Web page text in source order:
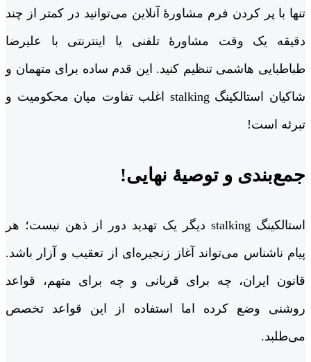
تنها با پر کردن فرم مشاورۀ آنلاین می‌توانید در کمتر از چند
دقیقه یک وقت مشاورۀ تلفنی یا اینترنتی با علیرضا
طباطبایی هاشمی تنظیم کنید. این قدم ساده برای متهمان و
شاکیان استالکینگ stalking اغلب تفاوت میان محکومیت و
تبرئه است!
جمع‌بندی و توصیۀ نهایی!
استالکینگ stalking دیگر یک تهدید دور از ذهن نیست؛ هر
پیام ناشناس می‌تواند آغاز زنجیره‌ای از تعقیب و آزار باشد.
قانون ایران، چه برای قربانی و چه برای متهم، قواعد
روشنی وضع کرده اما استفاده از این قواعد تخصص
می‌طلبد.